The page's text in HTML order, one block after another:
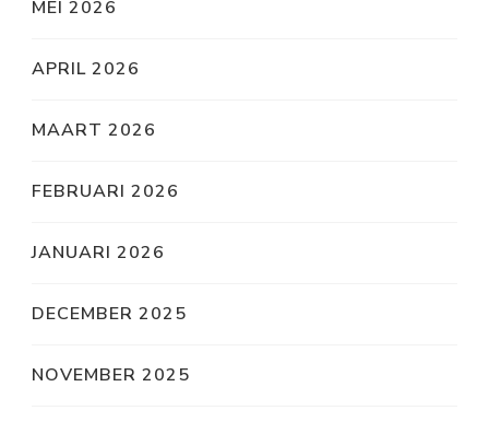
MEI 2026
APRIL 2026
MAART 2026
FEBRUARI 2026
JANUARI 2026
DECEMBER 2025
NOVEMBER 2025